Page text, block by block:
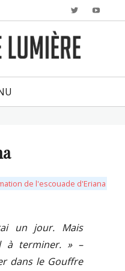
Twitter
de l'escouade d'Eriana
un jour. Mais
à terminer. » –
dans le Gouffre